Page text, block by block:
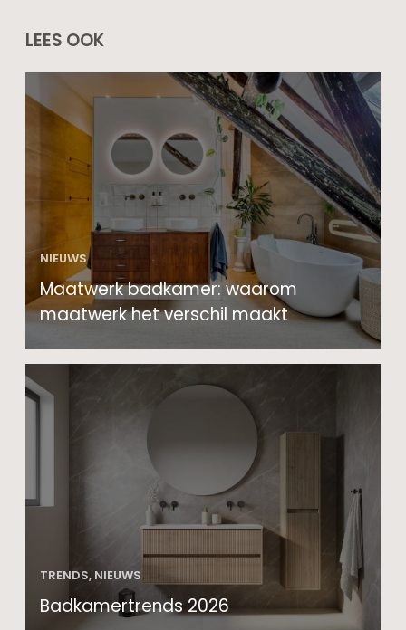
LEES OOK
NIEUWS
Maatwerk badkamer: waarom
maatwerk het verschil maakt
TRENDS, NIEUWS
Badkamertrends 2026